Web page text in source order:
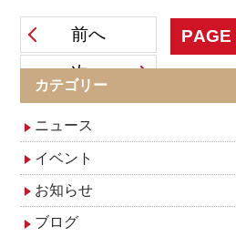
投
稿
ナ
ビ
ゲ
前へ PAGE
次へ
カテゴリー
ニュース
イベント
お知らせ
ブログ